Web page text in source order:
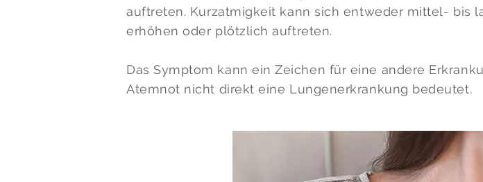
auftreten. Kurzatmigkeit kann sich entweder mittel- bis
erhöhen oder plötzlich auftreten.
Das Symptom kann ein Zeichen für eine andere
Atemnot nicht direkt eine Lungenerkrankung bedeutet.